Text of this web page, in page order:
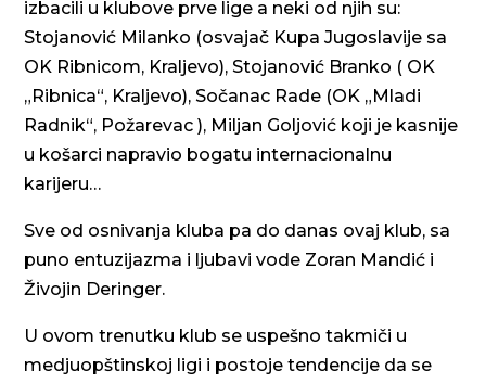
izbacili u klubove prve lige a neki od njih su:
Stojanović Milanko (osvajač Kupa Jugoslavije sa
OK Ribnicom, Kraljevo), Stojanović Branko ( OK
„Ribnica“, Kraljevo), Sočanac Rade (OK „Mladi
Radnik“, Požarevac ), Miljan Goljović koji je kasnije
u košarci napravio bogatu internacionalnu
karijeru…
Sve od osnivanja kluba pa do danas ovaj klub, sa
puno entuzijazma i ljubavi vode Zoran Mandić i
Živojin Deringer.
U ovom trenutku klub se uspešno takmiči u
medjuopštinskoj ligi i postoje tendencije da se